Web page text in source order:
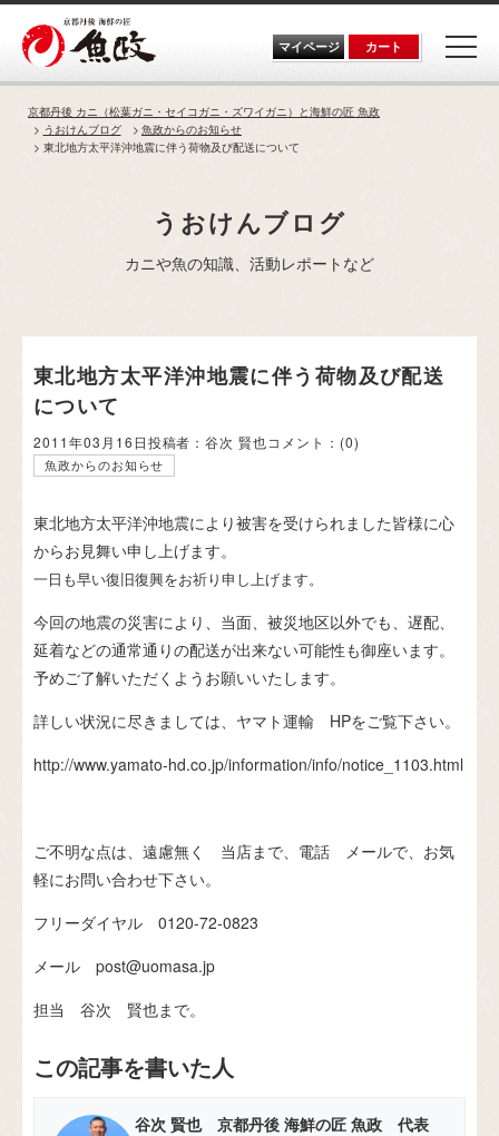
Skip
content
マイページ カート
京都丹後 カニ（松葉ガニ・セイコガニ・ズワイガニ）と海鮮の匠 魚政
うおけんブログ
魚政からのお知らせ
東北地方太平洋沖地震に伴う荷物及び配送について
うおけんブログ
カニや魚の知識、活動レポートなど
東北地方太平洋沖地震に伴う荷物及び配送
について
2011年03月16日投稿者：谷次 賢也コメント： (0)
魚政からのお知らせ
東北地方太平洋沖地震により被害を受けられました皆様に心
からお見舞い申し上げます。
一日も早い復旧復興をお祈り申し上げます。
今回の地震の災害により、当面、被災地区以外でも、遅配、
延着などの通常通りの配送が出来ない可能性も御座います。
予めご了解いただくようお願いいたします。
詳しい状況に尽きましては、ヤマト運輸 HPをご覧下さい。
http://www.yamato-hd.co.jp/information/info/notice_1103.html
ご不明な点は、遠慮無く 当店まで、電話 メールで、お気
軽にお問い合わせ下さい。
フリーダイヤル 0120-72-0823
メール post@uomasa.jp
担当 谷次 賢也まで。
この記事を書いた人
谷次 賢也 京都丹後 海鮮の匠 魚政 代表